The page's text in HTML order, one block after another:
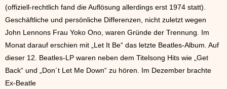
(offiziell-rechtlich fand die Auflösung allerdings erst 1974 statt).
Geschäftliche und persönliche Differenzen, nicht zuletzt wegen
John Lennons Frau Yoko Ono, waren Gründe der Trennung. Im
Monat darauf erschien mit „Let It Be“ das letzte Beatles-Album. Auf
dieser 12. Beatles-LP waren neben dem Titelsong Hits wie „Get
Back“ und „Don´t Let Me Down“ zu hören. Im Dezember brachte
Ex-Beatle